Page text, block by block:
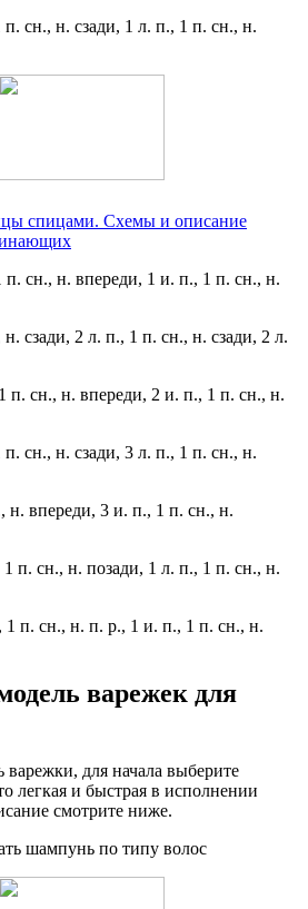
сн., н. сзади, 1 л. п., 1 п. сн., н.
спицами. Схемы и описание
сн., н. впереди, 1 и. п., 1 п. сн., н.
сзади, 2 л. п., 1 п. сн., н. сзади, 2 л.
п. сн., н. впереди, 2 и. п., 1 п. сн., н.
сн., н. сзади, 3 л. п., 1 п. сн., н.
впереди, 3 и. п., 1 п. сн., н.
п. сн., н. позади, 1 л. п., 1 п. сн., н.
п. сн., н. п. р., 1 и. п., 1 п. сн., н.
варежек для
для начала выберите
легкая и быстрая в исполнении
смотрите ниже.
шампунь по типу волос